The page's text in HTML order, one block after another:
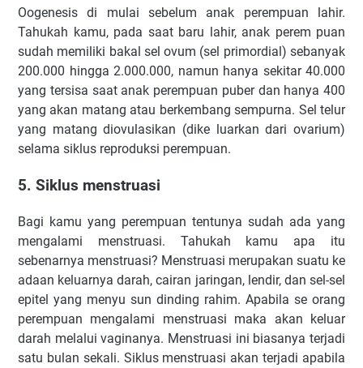
Oogenesis di mulai sebelum anak perempuan lahir.
Tahukah kamu, pada saat baru lahir, anak perem puan
sudah memiliki bakal sel ovum (sel primordial) sebanyak
200.000 hingga 2.000.000, namun hanya sekitar 40.000
yang tersisa saat anak perempuan puber dan hanya 400
yang akan matang atau berkembang sempurna. Sel telur
yang matang diovulasikan (dike luarkan dari ovarium)
selama siklus reproduksi perempuan.
5. Siklus menstruasi
Bagi kamu yang perempuan tentunya sudah ada yang
mengalami menstruasi. Tahukah kamu apa itu
sebenarnya menstruasi? Menstruasi merupakan suatu ke
adaan keluarnya darah, cairan jaringan, lendir, dan sel-sel
epitel yang menyu sun dinding rahim. Apabila se orang
perempuan mengalami menstruasi maka akan keluar
darah melalui vaginanya. Menstruasi ini biasanya terjadi
satu bulan sekali. Siklus menstruasi akan terjadi apabila